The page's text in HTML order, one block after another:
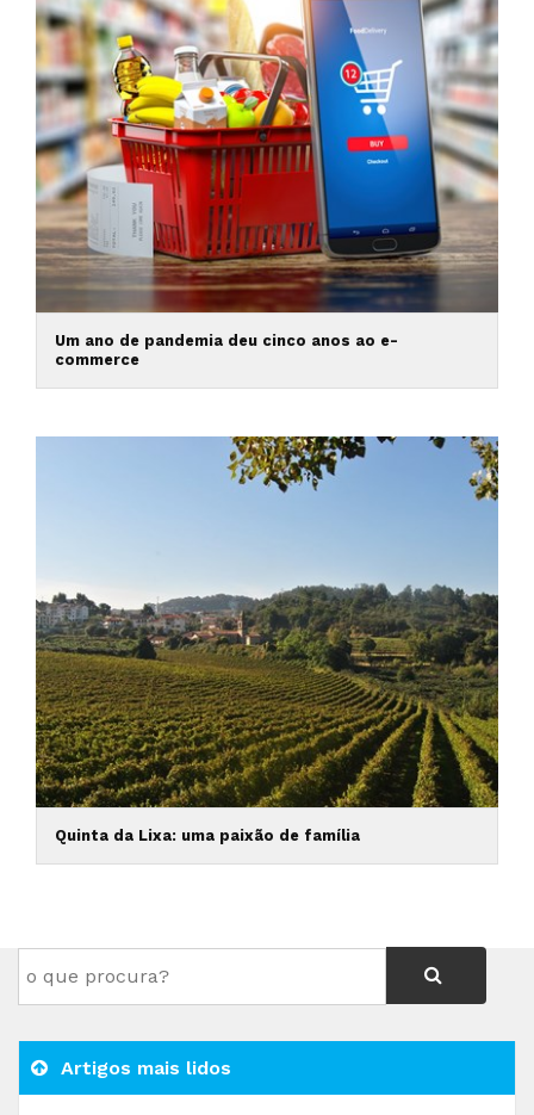
Um ano de pandemia deu cinco anos ao e-
commerce
Quinta da Lixa: uma paixão de família
Artigos mais lidos